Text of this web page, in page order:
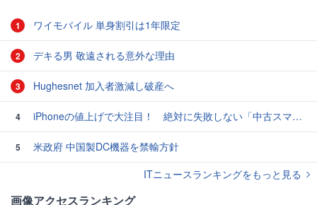
1 ワイモバイル 単身割引は1年限定
2 デキる男 敬遠される意外な理由
3 Hughesnet 加入者激減し破産へ
4 iPhoneの値上げで大注目！ 絶対に失敗しない「中古スマホ」の売り方＆買い方
5
米政府 中国製DC機器を禁輸方針
ITニュースランキングをもっと見る
画像アクセスランキング